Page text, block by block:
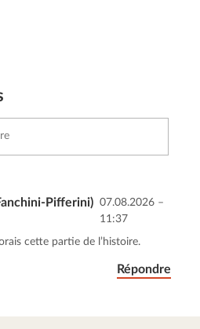
le commentaire
Pifferini) 07.08.2026 –
11:37
cette partie de l’histoire.
Répondre